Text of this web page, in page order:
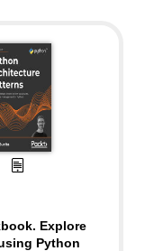
Explore
Python